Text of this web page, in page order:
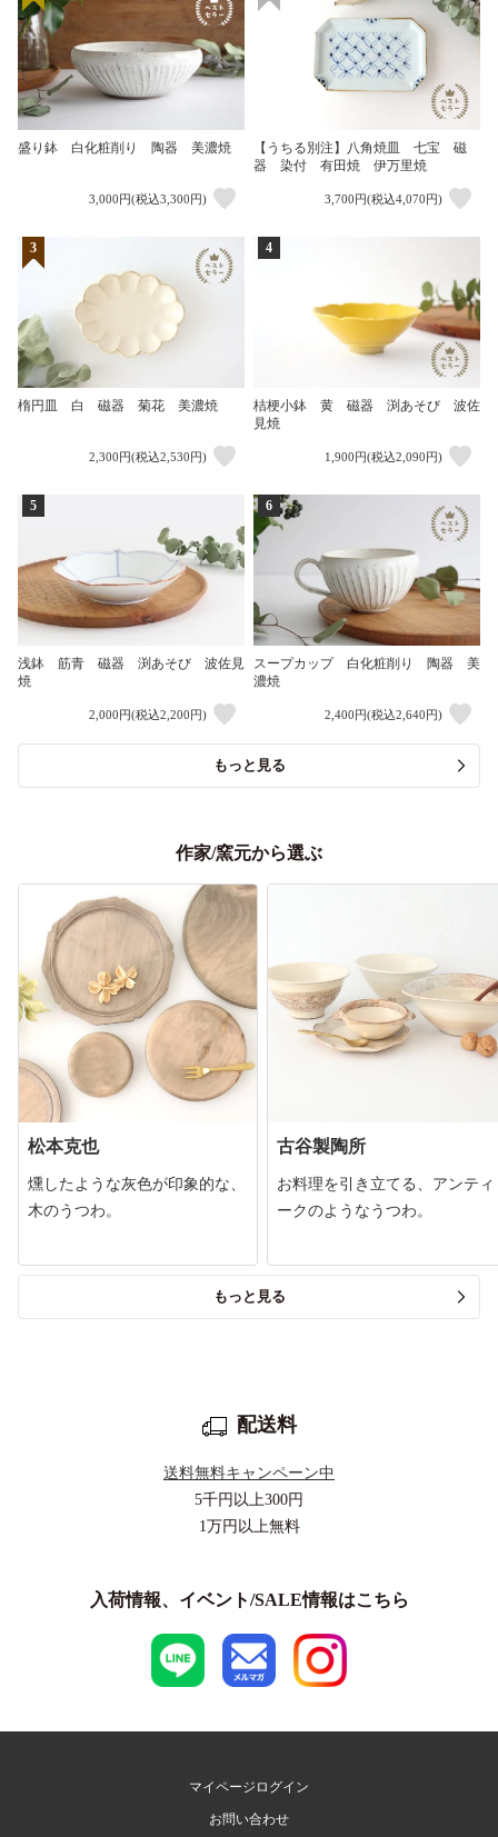
盛り鉢 白化粧削り 陶器 美濃焼
3,000円(税込3,300円)
【うちる別注】八角焼皿 七宝 磁
器 染付 有田焼 伊万里焼
3,700円(税込4,070円)
3
楕円皿 白 磁器 菊花 美濃焼
2,300円(税込2,530円)
4
桔梗小鉢 黄 磁器 渕あそび 波佐
見焼
1,900円(税込2,090円)
5
浅鉢 筋青 磁器 渕あそび 波佐見
焼
2,000円(税込2,200円)
6
スープカップ 白化粧削り 陶器 美
濃焼
2,400円(税込2,640円)
もっと見る
作家/窯元から選ぶ
松本克也
燻したような灰色が印象的な、
木のうつわ。
古谷製陶所
お料理を引き立てる、アンティ
ークのようなうつわ。
もっと見る
配送料
送料無料キャンペーン中
5千円以上300円
1万円以上無料
入荷情報、イベント/SALE情報はこちら
マイページログイン
お問い合わせ